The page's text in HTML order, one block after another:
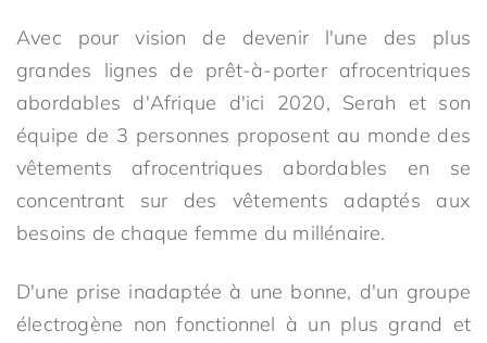
Avec pour vision de devenir l'une des plus
grandes lignes de prêt-à-porter afrocentriques
abordables d'Afrique d'ici 2020, Serah et son
équipe de 3 personnes proposent au monde des
vêtements afrocentriques abordables en se
concentrant sur des vêtements adaptés aux
besoins de chaque femme du millénaire.
D'une prise inadaptée à une bonne, d'un groupe
électrogène non fonctionnel à un plus grand et